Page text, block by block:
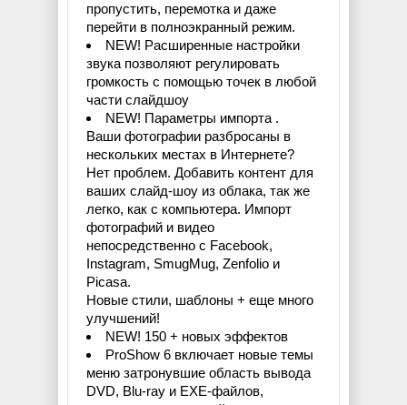
пропустить, перемотка и даже
перейти в полноэкранный режим.
NEW! Расширенные настройки
звука позволяют регулировать
громкость с помощью точек в любой
части слайдшоу
NEW! Параметры импорта .
Ваши фотографии разбросаны в
нескольких местах в Интернете?
Нет проблем. Добавить контент для
ваших слайд-шоу из облака, так же
легко, как с компьютера. Импорт
фотографий и видео
непосредственно с Facebook,
Instagram, SmugMug, Zenfolio и
Picasa.
Новые стили, шаблоны + еще много
улучшений!
NEW! 150 + новых эффектов
ProShow 6 включает новые темы
меню затронувшие область вывода
DVD, Blu-ray и EXE-файлов,